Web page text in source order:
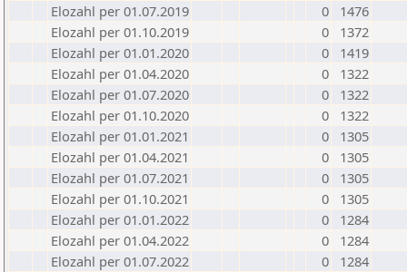
Elozahl per 01.07.2019
0
1476
Elozahl per 01.10.2019
0
1372
Elozahl per 01.01.2020
0
1419
Elozahl per 01.04.2020
0
1322
Elozahl per 01.07.2020
0
1322
Elozahl per 01.10.2020
0
1322
Elozahl per 01.01.2021
0
1305
Elozahl per 01.04.2021
0
1305
Elozahl per 01.07.2021
0
1305
Elozahl per 01.10.2021
0
1305
Elozahl per 01.01.2022
0
1284
Elozahl per 01.04.2022
0
1284
Elozahl per 01.07.2022
0
1284